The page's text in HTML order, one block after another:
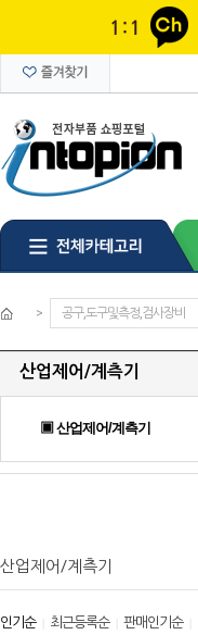
> 공구,도구및측정,검사장비
산업제어/계측기
▣ 산업제어/계측기
산업제어/계측기
인기순| 최근등록순| 판매인기순|